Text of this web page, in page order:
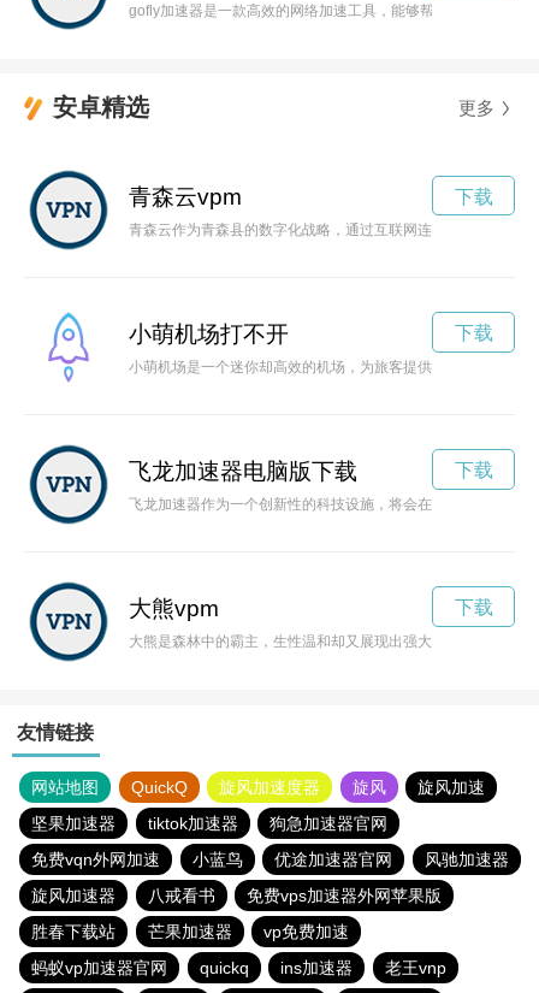
gofly加速器是一款高效的网络加速工具，能够帮助用户解锁各
安卓精选 更多
青森云vpm
青森云作为青森县的数字化战略，通过互联网连接青森与世界
下载
小萌机场打不开
小萌机场是一个迷你却高效的机场，为旅客提供舒适、便利和
下载
飞龙加速器电脑版下载
飞龙加速器作为一个创新性的科技设施，将会在未来的发展中
下载
大熊vpm
大熊是森林中的霸主，生性温和却又展现出强大的力量，成为了
下载
友情链接
网站地图 QuickQ 旋风加速度器 旋风
旋风加速
坚果加速器
tiktok加速器
狗急加速器官网
免费vqn外网加速
小蓝鸟 优途加速器官网
风驰加速器
旋风加速器
八戒看书
免费vps加速器外网苹果版
胜春下载站
芒果加速器
vp免费加速
蚂蚁vp加速器官网
quickq ins加速器 老王vnp